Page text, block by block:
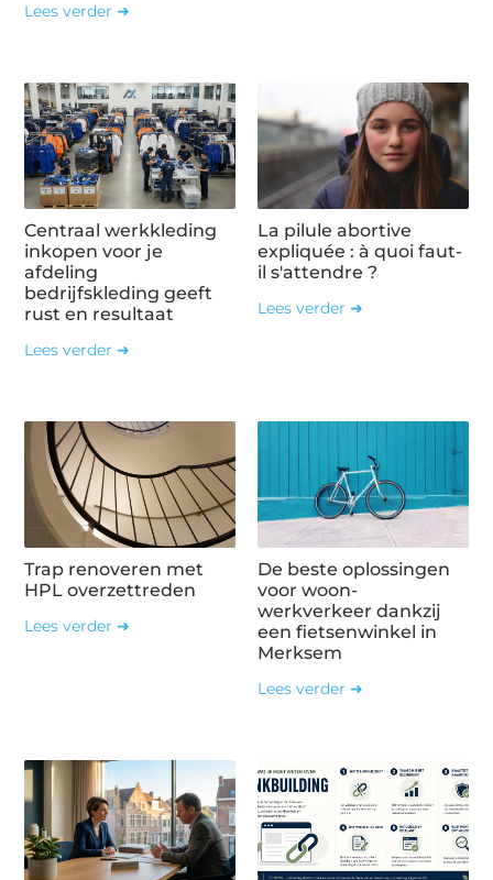
Lees verder ➜
Centraal werkkleding
inkopen voor je
afdeling
bedrijfskleding geeft
rust en resultaat
Lees verder ➜
La pilule abortive
expliquée : à quoi faut-
il s'attendre ?
Lees verder ➜
Trap renoveren met
HPL overzettreden
Lees verder ➜
De beste oplossingen
voor woon-
werkverkeer dankzij
een fietsenwinkel in
Merksem
Lees verder ➜